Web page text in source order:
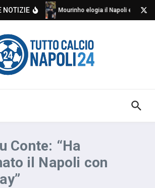
NOTIZIE Mourinho elogia il Napoli e critica
Conte: “Ha
il Napoli con